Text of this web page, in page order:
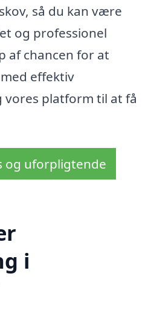
så du kan være
og professionel
af chancen for at
effektiv
vores platform til at få
og uforpligtende
i